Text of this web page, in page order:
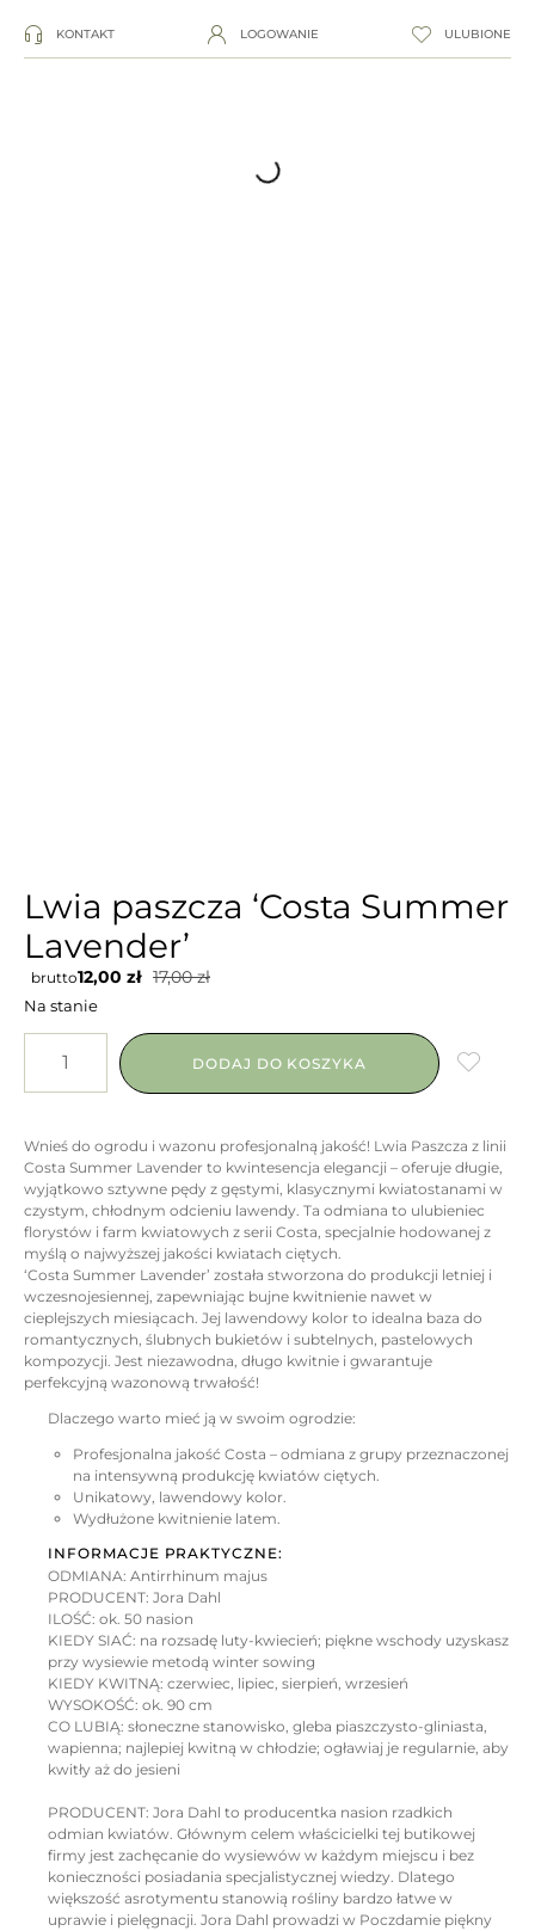
KONTAKT LOGOWANIE ULUBIONE
Lwia paszcza ‘Costa Summer
Lavender’
17,00zł
12,00 zł
brutto
Na stanie
DODAJ DO KOSZYKA
Wnieś do ogrodu i wazonu profesjonalną jakość! Lwia Paszcza z linii
Costa Summer Lavender to kwintesencja elegancji – oferuje długie,
wyjątkowo sztywne pędy z gęstymi, klasycznymi kwiatostanami w
czystym, chłodnym odcieniu lawendy. Ta odmiana to ulubieniec
florystów i farm kwiatowych z serii Costa, specjalnie hodowanej z
myślą o najwyższej jakości kwiatach ciętych.
‘Costa Summer Lavender’ została stworzona do produkcji letniej i
wczesnojesiennej, zapewniając bujne kwitnienie nawet w
cieplejszych miesiącach. Jej lawendowy kolor to idealna baza do
romantycznych, ślubnych bukietów i subtelnych, pastelowych
kompozycji. Jest niezawodna, długo kwitnie i gwarantuje
perfekcyjną wazonową trwałość!
Dlaczego warto mieć ją w swoim ogrodzie:
Profesjonalna jakość Costa – odmiana z grupy przeznaczonej
na intensywną produkcję kwiatów ciętych.
Unikatowy, lawendowy kolor.
Wydłużone kwitnienie latem.
INFORMACJE PRAKTYCZNE:
ODMIANA: Antirrhinum majus
PRODUCENT: Jora Dahl
ILOŚĆ: ok. 50 nasion
KIEDY SIAĆ: na rozsadę luty-kwiecień; piękne wschody uzyskasz
przy wysiewie metodą winter sowing
KIEDY KWITNĄ: czerwiec, lipiec, sierpień, wrzesień
WYSOKOŚĆ: ok. 90 cm
CO LUBIĄ: słoneczne stanowisko, gleba piaszczysto-gliniasta,
wapienna; najlepiej kwitną w chłodzie; ogławiaj je regularnie, aby
kwitły aż do jesieni
PRODUCENT: Jora Dahl to producentka nasion rzadkich
odmian kwiatów. Głównym celem właścicielki tej butikowej
firmy jest zachęcanie do wysiewów w każdym miejscu i bez
konieczności posiadania specjalistycznej wiedzy. Dlatego
większość asrotymentu stanowią rośliny bardzo łatwe w
uprawie i pielęgnacji. Jora Dahl prowadzi w Poczdamie piękny